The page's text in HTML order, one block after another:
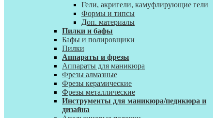
Гели, акригели, камуфлирующие гели
Формы и типсы
Доп. материалы
Пилки и бафы
Бафы и полировщики
Пилки
Аппараты и фрезы
Аппараты для маникюра
Фрезы алмазные
Фрезы керамические
Фрезы металлические
Инструменты для маникюра/педикюра и
дизайна